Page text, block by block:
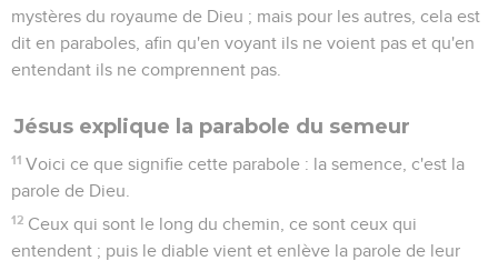
mystères du royaume de Dieu ; mais pour les autres, cela est
dit en paraboles, afin qu'en voyant ils ne voient pas et qu'en
entendant ils ne comprennent pas.
Jésus explique la parabole du semeur
11 Voici ce que signifie cette parabole : la semence, c'est la
parole de Dieu.
12 Ceux qui sont le long du chemin, ce sont ceux qui
entendent ; puis le diable vient et enlève la parole de leur